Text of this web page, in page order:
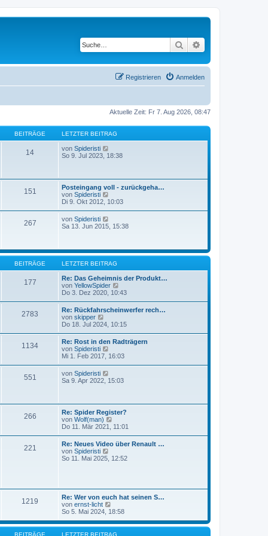
Suche
Anmelden
Registrieren
Aktuelle Zeit: Fr 7. Aug 2026, 08:47
BEITRÄGE LETZTER BEITRAG
14 von Spideristi
e
e
r
B
e
t
g
So 9. Jul 2023, 18:38
151
Posteingang voll - zurückgeha…
von Spideristi
e
t
B
e
i
t
r
a
g
Di 9. Okt 2012, 10:03
267 von Spideristi
t
e
B
e
i
r
a
Sa 13. Jun 2015, 15:38
BEITRÄGE LETZTER BEITRAG
177
Re: Das Geheimnis der Produkt…
von YellowSpider
e
e
s
t
e
r
B
i
t
a
g
Do 3. Dez 2020, 10:43
2783
Re: Rückfahrscheinwerfer rech…
von skipper
e
s
t
e
r
B
e
r
a
g
Do 18. Jul 2024, 10:15
1134
Re: Rost in den Radträgern
von Spideristi
e
s
t
B
e
i
t
r
a
g
Mi 1. Feb 2017, 16:03
551 von Spideristi
e
t
e
r
B
e
i
Sa 9. Apr 2022, 15:03
266
Re: Spider Register?
von Wolf(man)
e
e
s
t
e
i
t
a
g
Do 11. Mär 2021, 11:01
221
Re: Neues Video über Renault …
von Spideristi
e
r
B
e
i
t
So 11. Mai 2025, 12:52
1219
Re: Wer von euch hat seinen S…
von ernst-licht
e
e
s
So 5. Mai 2024, 18:58
BEITRÄGE LETZTER BEITRAG